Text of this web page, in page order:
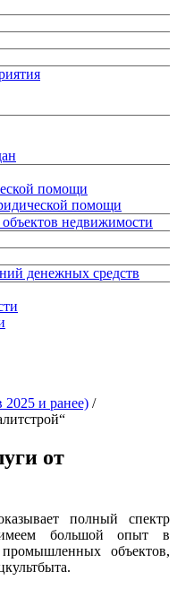
помощи
помощи
недвижимости
денежных средств
2025 и ранее) /
от
полный спектр
большой опыт в
объектов,